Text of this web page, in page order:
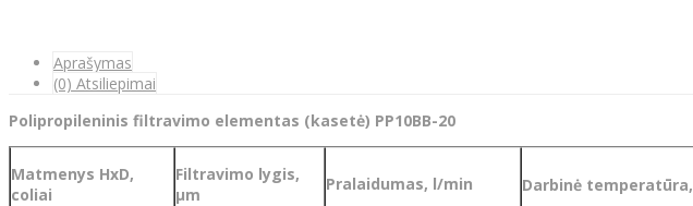
Aprašymas
(0) Atsiliepimai
Polipropileninis filtravimo elementas (kasetė) PP10BB-20
Matmenys HxD,
coliai
Filtravimo lygis,
µm
Pralaidumas, l/min Darbinė temperatūra,